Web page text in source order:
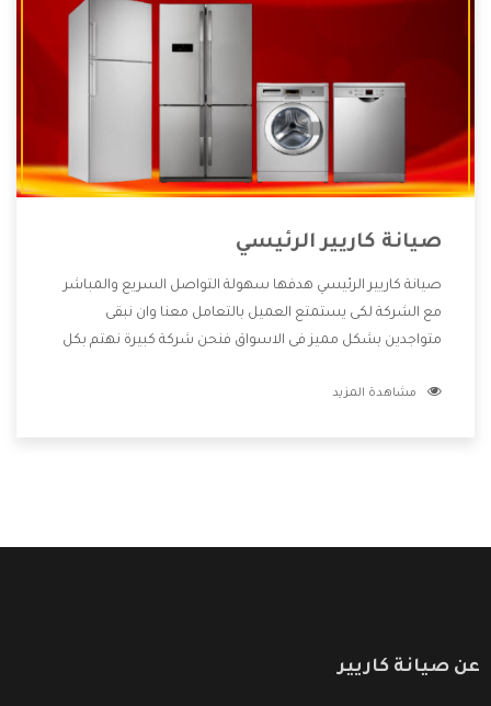
صيانة كاريير الرئيسي
صيانة كاريير الرئيسي هدفها سهولة التواصل السريع والمباشر
مع الشركة لكى يستمتع العميل بالتعامل معنا وان نبقى
متواجدين بشكل مميز فى الاسواق فنحن شركة كبيرة نهتم بكل
الشركة بها والتى تكون منها خدمة الصيانة التى تكون من أهم
مشاهدة المزيد
عن صيانة كاريير